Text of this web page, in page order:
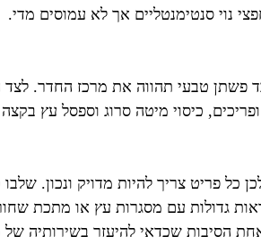
נוי סנטימנטליים אך לא עמוסים מדי.
פשתן טבעי תהווה את מרכז החדר.
כיסוי מיטה סרוג וספסל עץ
כל פריט צריך להיות מדויק ונכון.
גדולות עם מסגרות עץ או מתכת
הסיבות שכדאי להיעזר בשירותיה של